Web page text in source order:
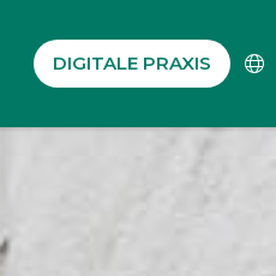
DIGITALE PRAXIS